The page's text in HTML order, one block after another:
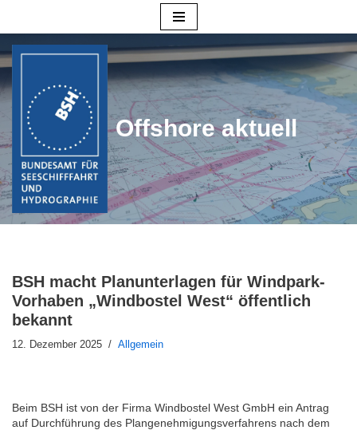
Inhalt
Offshore aktuell
BSH macht Planunterlagen für Windpark-
Vorhaben „Windbostel West“ öffentlich
bekannt
12. Dezember 2025 Allgemein
Beim BSH ist von der Firma Windbostel West GmbH ein Antrag
auf Durchführung des Plangenehmigungsverfahrens nach dem